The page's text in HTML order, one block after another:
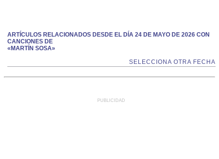
ARTÍCULOS RELACIONADOS DESDE EL DÍA 24 DE MAYO DE 2026 CON
CANCIONES DE
«MARTÍN SOSA»
SELECCIONA OTRA FECHA
PUBLICIDAD